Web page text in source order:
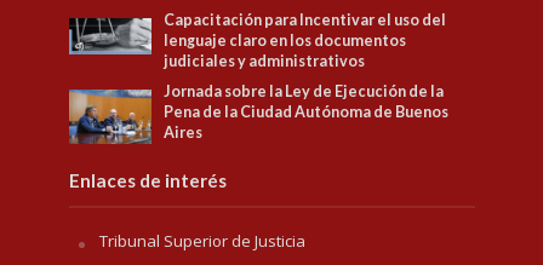
Capacitación para Incentivar el uso del
lenguaje claro en los documentos
judiciales y administrativos
Jornada sobre la Ley de Ejecución de la
Pena de la Ciudad Autónoma de Buenos
Aires
Enlaces de interés
Tribunal Superior de Justicia